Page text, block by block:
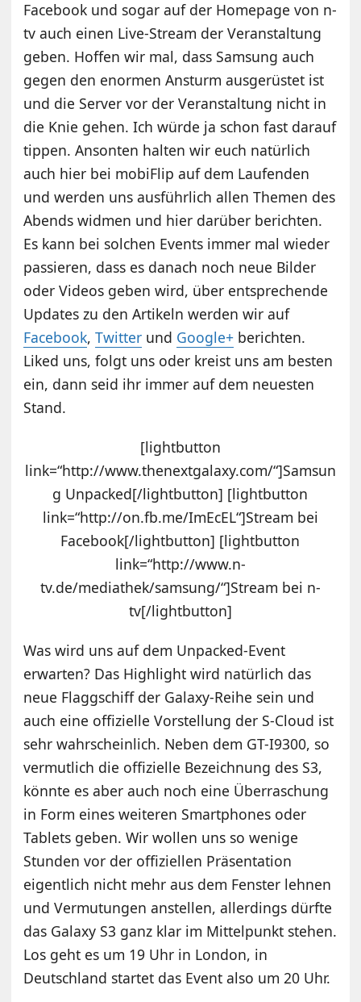
Facebook und sogar auf der Homepage von n-
tv auch einen Live-Stream der Veranstaltung
geben. Hoffen wir mal, dass Samsung auch
gegen den enormen Ansturm ausgerüstet ist
und die Server vor der Veranstaltung nicht in
die Knie gehen. Ich würde ja schon fast darauf
tippen. Ansonten halten wir euch natürlich
auch hier bei mobiFlip auf dem Laufenden
und werden uns ausführlich allen Themen des
Abends widmen und hier darüber berichten.
Es kann bei solchen Events immer mal wieder
passieren, dass es danach noch neue Bilder
oder Videos geben wird, über entsprechende
Updates zu den Artikeln werden wir auf
Facebook,Twitter und Google+ berichten.
Liked uns, folgt uns oder kreist uns am besten
ein, dann seid ihr immer auf dem neuesten
Stand.
[lightbutton
link=“http://www.thenextgalaxy.com/“]Samsun
g Unpacked[/lightbutton] [lightbutton
link=“http://on.fb.me/ImEcEL“]Stream bei
Facebook[/lightbutton] [lightbutton
link=“http://www.n-
tv.de/mediathek/samsung/“]Stream bei n-
tv[/lightbutton]
Was wird uns auf dem Unpacked-Event
erwarten? Das Highlight wird natürlich das
neue Flaggschiff der Galaxy-Reihe sein und
auch eine offizielle Vorstellung der S-Cloud ist
sehr wahrscheinlich. Neben dem GT-I9300, so
vermutlich die offizielle Bezeichnung des S3,
könnte es aber auch noch eine Überraschung
in Form eines weiteren Smartphones oder
Tablets geben. Wir wollen uns so wenige
Stunden vor der offiziellen Präsentation
eigentlich nicht mehr aus dem Fenster lehnen
und Vermutungen anstellen, allerdings dürfte
das Galaxy S3 ganz klar im Mittelpunkt stehen.
Los geht es um 19 Uhr in London, in
Deutschland startet das Event also um 20 Uhr.